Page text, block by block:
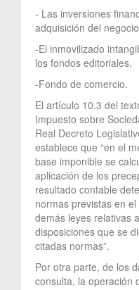
- Las inversiones
adquisición del
-El inmovilizado
los fondos editoriales.
-Fondo de comercio.
El artículo 10.3 del
Impuesto sobre
Real Decreto
establece que “en el
base imponible se
aplicación de los
resultado contable
normas previstas en
demás leyes relativas
disposiciones que se
citadas normas”.
Por otra parte, de los
consulta, la operación